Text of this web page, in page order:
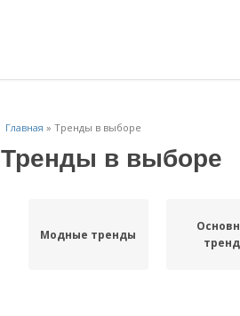
Главная » Тренды в выборе
Тренды в выборе
Модные тренды